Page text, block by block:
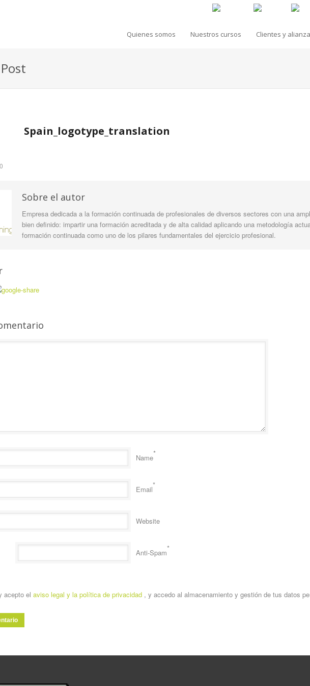
Quienes somos Nuestros cursos Clientes y
0
Spain_logotype_translation
Sobre el autor
Empresa dedicada a la formación continuada de profesionales de diversos sectores con una
bien definido: impartir una formación acreditada y de alta calidad aplicando una metodología
formación continuada como uno de los pilares fundamentales del ejercicio profesional.
Name*
Email*
Website
Anti-Spam*
acepto el aviso legal y la política de privacidad , y accedo al almacenamiento y gestión de tus datos